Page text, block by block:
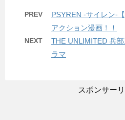
PREV
PSYREN -サイレン-
アクション漫画！！
NEXT
THE UNLIMITED 兵
ラマ
スポンサー